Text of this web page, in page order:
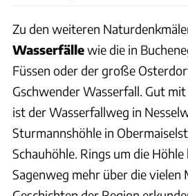
Zu den weiteren
Wasserfällewie die in
Füssen oder der große
Gschwender Wasserfall. Gut
ist der Wasserfallweg in
Sturmannshöhle in
Schauhöhle. Rings um die
Sagenweg mehr über die vielen